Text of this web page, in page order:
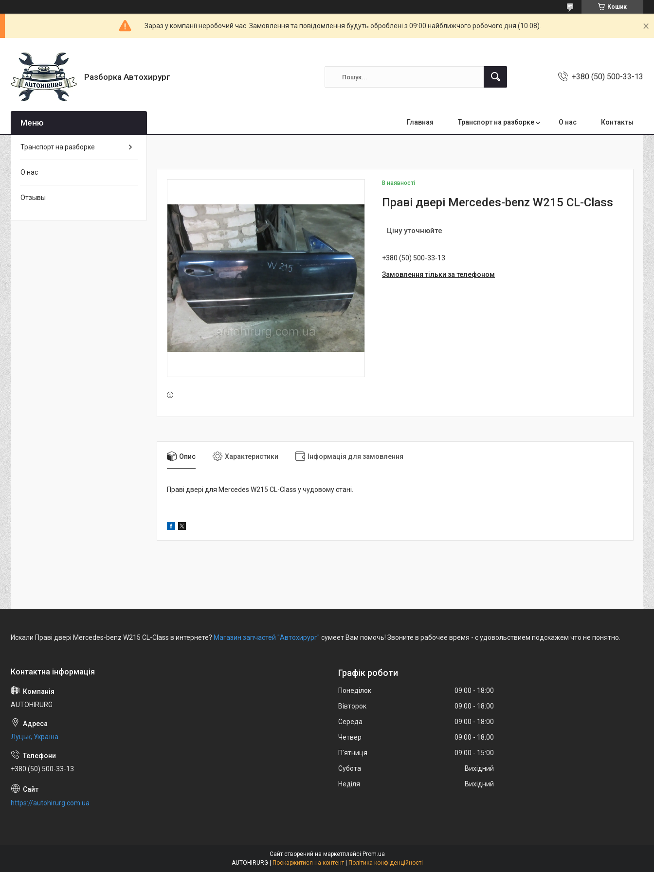
Кошик
Зараз у компанії неробочий час. Замовлення та повідомлення будуть оброблені з 09:00 найближчого робочого дня (10.08).
Разборка Автохирург +380 (50) 500-33-13
Главная Транспорт на разборке О нас Контакты
В наявності
Праві двері Mercedes-benz W215 CL-Class
Ціну уточнюйте
+380 (50) 500-33-13
Замовлення тільки за телефоном
Опис Характеристики Інформація для замовлення
Праві двері для Mercedes W215 CL-Class у чудовому стані.
Транспорт на разборке
О нас
Отзывы
Искали Праві двері Mercedes-benz W215 CL-Class в интернете? Магазин запчастей "Автохирург" сумеет Вам помочь! Звоните в рабочее время - с удовольствием подскажем что не понятно.
AUTOHIRURG
Луцьк, Україна
+380 (50) 500-33-13
https://autohirurg.com.ua
Графік роботи
Понеділок 09:00
18:00
Вівторок
09:00
18:00
Середа
09:00
18:00
Четвер
09:00
18:00
Пʼятниця
09:00
15:00
Субота
Вихідний
Неділя
Вихідний
Сайт створений на маркетплейсі Prom.ua
AUTOHIRURG | Поскаржитися на контент | Політика конфіденційності